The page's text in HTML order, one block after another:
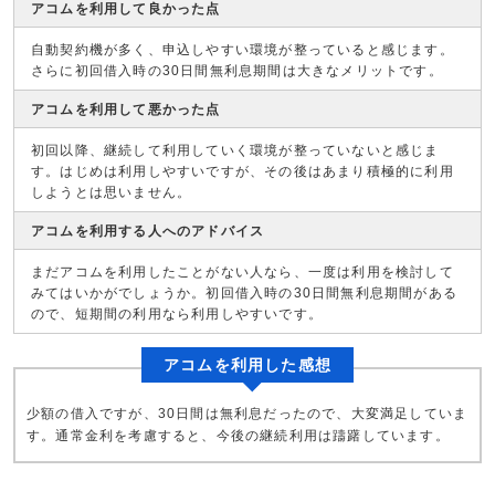
アコムを利用して良かった点
自動契約機が多く、申込しやすい環境が整っていると感じます。
さらに初回借入時の30日間無利息期間は大きなメリットです。
アコムを利用して悪かった点
初回以降、継続して利用していく環境が整っていないと感じま
す。はじめは利用しやすいですが、その後はあまり積極的に利用
しようとは思いません。
アコムを利用する人へのアドバイス
まだアコムを利用したことがない人なら、一度は利用を検討して
みてはいかがでしょうか。初回借入時の30日間無利息期間がある
ので、短期間の利用なら利用しやすいです。
アコムを利用した感想
少額の借入ですが、30日間は無利息だったので、大変満足していま
す。通常金利を考慮すると、今後の継続利用は躊躇しています。